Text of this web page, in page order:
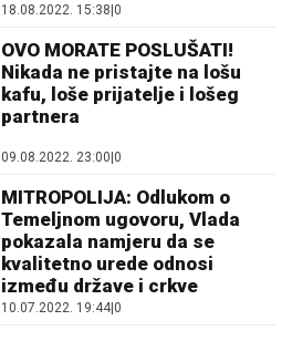
18.08.2022. 15:38|0
OVO MORATE POSLUŠATI!
Nikada ne pristajte na lošu
kafu, loše prijatelje i lošeg
partnera
09.08.2022. 23:00 0
MITROPOLIJA: Odlukom o
Temeljnom ugovoru, Vlada
pokazala namjeru da se
kvalitetno urede odnosi
između države i crkve
10.07.2022. 19:44 0